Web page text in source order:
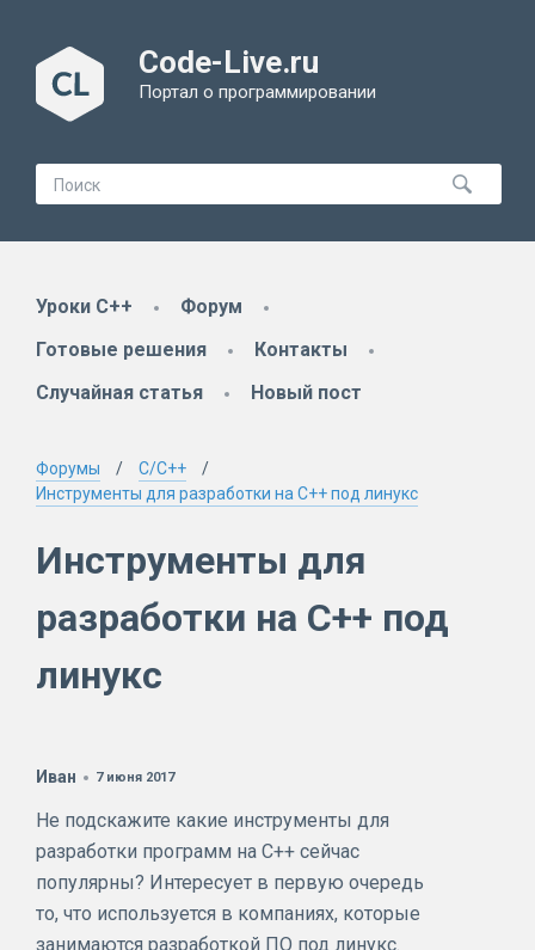
Code-Live.ru
Портал о программировании
Уроки C++
Форум
Готовые решения
Контакты
Случайная статья
Новый пост
Форумы
C/C++
Инструменты для разработки на С++ под линукс
Инструменты для
разработки на С++ под
линукс
Иван 7 июня 2017
Не подскажите какие инструменты для
разработки программ на С++ сейчас
популярны? Интересует в первую очередь
то, что используется в компаниях, которые
занимаются разработкой ПО под линукс.